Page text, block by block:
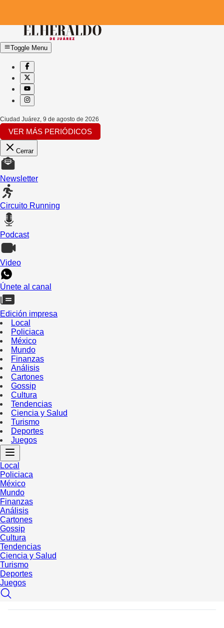
Toggle Menu
Ciudad Juárez 9 de agosto de 2026
VER MÁS PERIÓDICOS
Cerrar
Newsletter
Circuito Running
Podcast
Video
Únete al canal
Edición impresa
Local
Policiaca
México
Mundo
Finanzas
Análisis
Cartones
Gossip
Cultura
Tendencias
Ciencia y Salud
Turismo
Deportes
Juegos
Local
Policiaca
México
Mundo
Finanzas
Análisis
Cartones
Gossip
Cultura
Tendencias
Ciencia y Salud
Turismo
Deportes
Juegos